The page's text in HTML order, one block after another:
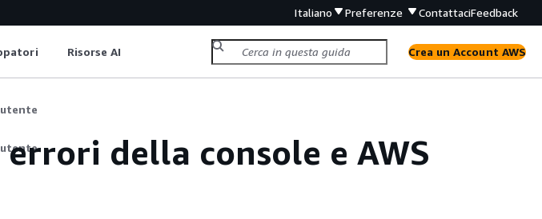
Italiano Preferenze ContattaciFeedback
Risorse AI Crea un Account AWS
della console e AWS